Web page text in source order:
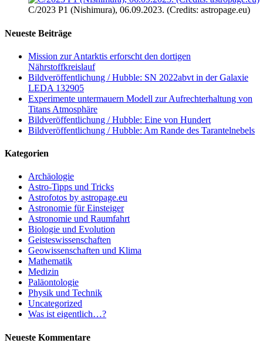
C/2023 P1 (Nishimura), 06.09.2023. (Credits: astropage.eu)
Neueste Beiträge
Mission zur Antarktis erforscht den dortigen
Nährstoffkreislauf
Bildveröffentlichung / Hubble: SN 2022abvt in der Galaxie
LEDA 132905
Experimente untermauern Modell zur Aufrechterhaltung von
Titans Atmosphäre
Bildveröffentlichung / Hubble: Eine von Hundert
Bildveröffentlichung / Hubble: Am Rande des Tarantelnebels
Kategorien
Archäologie
Astro-Tipps und Tricks
Astrofotos by astropage.eu
Astronomie für Einsteiger
Astronomie und Raumfahrt
Biologie und Evolution
Geisteswissenschaften
Geowissenschaften und Klima
Mathematik
Medizin
Paläontologie
Physik und Technik
Uncategorized
Was ist eigentlich…?
Neueste Kommentare